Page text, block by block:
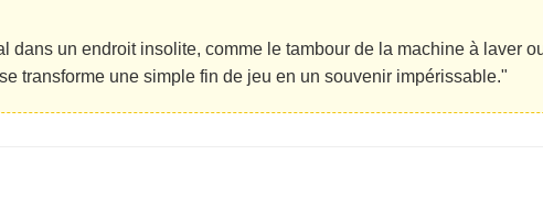
dans un endroit insolite, comme le tambour de la machine à laver
transforme une simple fin de jeu en un souvenir impérissable."